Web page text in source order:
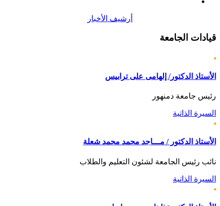
أرشيف الأخبار
قيادات الجامعة
الأستاذ الدكتور/ إلهامى على ترابيس
رئيس جامعة دمنهور
السيرة الذاتية
الأستاذ الدكتور / مـــاجد محمد محمد شعلة
نائب رئيس الجامعة لشئون التعليم والطلاب
السيرة الذاتية